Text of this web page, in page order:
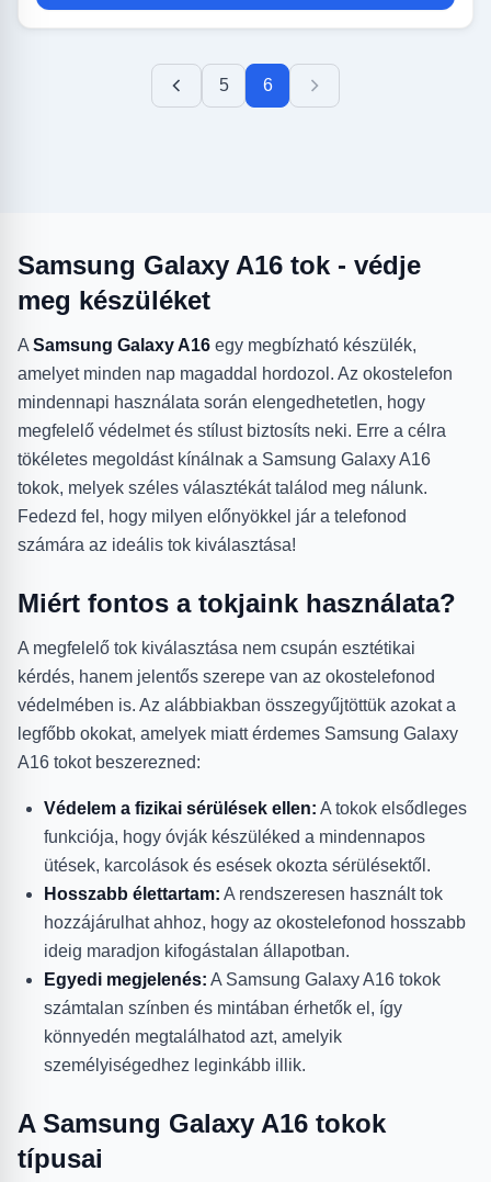
5 6
Samsung Galaxy A16 tok - védje
meg készüléket
A Samsung Galaxy A16 egy megbízható készülék,
amelyet minden nap magaddal hordozol. Az okostelefon
mindennapi használata során elengedhetetlen, hogy
megfelelő védelmet és stílust biztosíts neki. Erre a célra
tökéletes megoldást kínálnak a Samsung Galaxy A16
tokok, melyek széles választékát találod meg nálunk.
Fedezd fel, hogy milyen előnyökkel jár a telefonod
számára az ideális tok kiválasztása!
Miért fontos a tokjaink használata?
A megfelelő tok kiválasztása nem csupán esztétikai
kérdés, hanem jelentős szerepe van az okostelefonod
védelmében is. Az alábbiakban összegyűjtöttük azokat a
legfőbb okokat, amelyek miatt érdemes Samsung Galaxy
A16 tokot beszerezned:
Védelem a fizikai sérülések ellen: A tokok elsődleges
funkciója, hogy óvják készüléked a mindennapos
ütések, karcolások és esések okozta sérülésektől.
Hosszabb élettartam: A rendszeresen használt tok
hozzájárulhat ahhoz, hogy az okostelefonod hosszabb
ideig maradjon kifogástalan állapotban.
Egyedi megjelenés: A Samsung Galaxy A16 tokok
számtalan színben és mintában érhetők el, így
könnyedén megtalálhatod azt, amelyik
személyiségedhez leginkább illik.
A Samsung Galaxy A16 tokok
típusai